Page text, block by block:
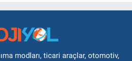
modları, ticari araçlar, otomotiv,